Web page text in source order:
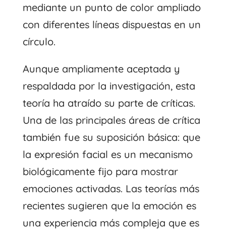
mediante un punto de color ampliado
con diferentes líneas dispuestas en un
círculo.
Aunque ampliamente aceptada y
respaldada por la investigación, esta
teoría ha atraído su parte de críticas.
Una de las principales áreas de crítica
también fue su suposición básica: que
la expresión facial es un mecanismo
biológicamente fijo para mostrar
emociones activadas. Las teorías más
recientes sugieren que la emoción es
una experiencia más compleja que es